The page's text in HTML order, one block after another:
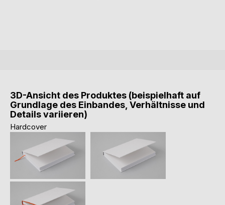
3D-Ansicht des Produktes (beispielhaft auf
Grundlage des Einbandes, Verhältnisse und
Details variieren)
Hardcover